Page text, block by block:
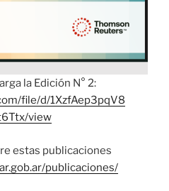
la Edición N° 2:
file/d/1XzfAep3pqV8
view
estas publicaciones
publicaciones/